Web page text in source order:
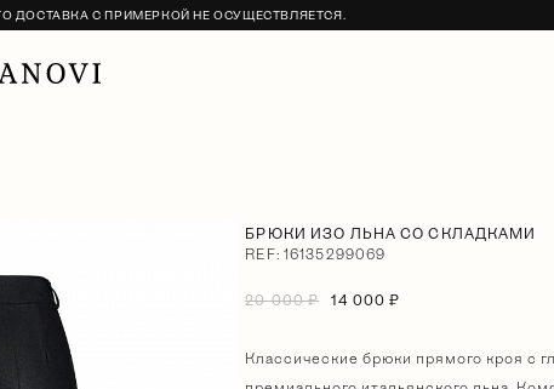
ДОСТАВКА С ПРИМЕРКОЙ НЕ ОСУЩЕСТВЛЯЕТСЯ.
БРЮКИ ИЗО ЛЬНА СО СКЛАДКАМИ
REF: 16135299069
20 000 ₽ 14 000 ₽
Классические брюки прямого кроя с